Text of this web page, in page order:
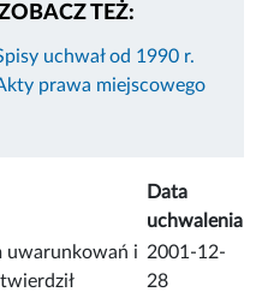
TEŻ:
uchwał od 1990 r.
prawa miejscowego
Data
uchwalenia
uwarunkowań i 2001-12-
28